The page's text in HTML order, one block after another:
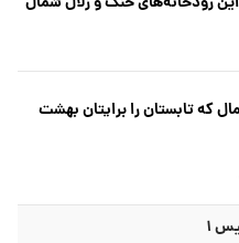
که تابستان را برایتان بهشت